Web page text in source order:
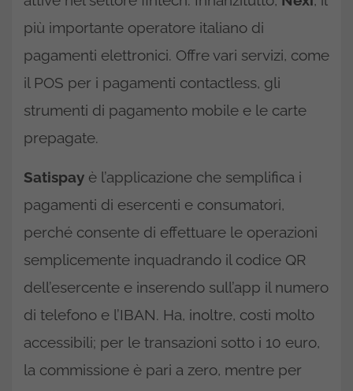
più importante operatore italiano di
pagamenti elettronici. Offre vari servizi, come
il POS per i pagamenti contactless, gli
strumenti di pagamento mobile e le carte
prepagate.
Satispay è l’applicazione che semplifica i
pagamenti di esercenti e consumatori,
perché consente di effettuare le operazioni
semplicemente inquadrando il codice QR
dell’esercente e inserendo sull’app il numero
di telefono e l’IBAN. Ha, inoltre, costi molto
accessibili; per le transazioni sotto i 10 euro,
la commissione è pari a zero, mentre per